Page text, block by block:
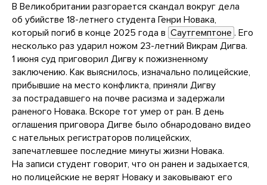
В Великобритании разгорается скандал вокруг дела
об убийстве 18-летнего студента Генри Новака,
который погиб в конце 2025 года в Саутгемптоне . Его
несколько раз ударил ножом 23-летний Викрам Дигва.
1 июня суд приговорил Дигву к пожизненному
заключению. Как выяснилось, изначально полицейские,
прибывшие на место конфликта, приняли Дигву
за пострадавшего на почве расизма и задержали
раненого Новака. Вскоре тот умер от ран. В день
оглашения приговора Дигве было обнародовано видео
с нательных регистраторов полицейских,
запечатлевшее последние минуты жизни Новака.
На записи студент говорит, что он ранен и задыхается,
но полицейские не верят Новаку и заковывают его